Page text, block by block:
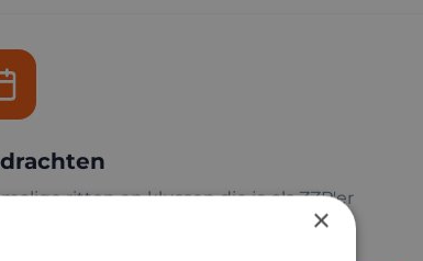
ritten en klussen die je als ZZP'er
×